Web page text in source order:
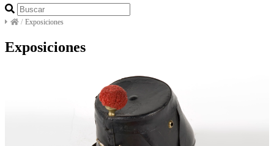
/ Exposiciones
Exposiciones